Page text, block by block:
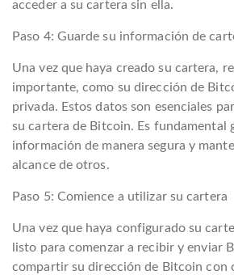
acceder a su cartera sin ella.
Paso 4: Guarde su información de
Una vez que haya creado su cartera,
importante, como su dirección de
privada. Estos datos son esenciales
su cartera de Bitcoin. Es fundamental
información de manera segura y
alcance de otros.
Paso 5: Comience a utilizar su cartera
Una vez que haya configurado su
listo para comenzar a recibir y enviar
compartir su dirección de Bitcoin con